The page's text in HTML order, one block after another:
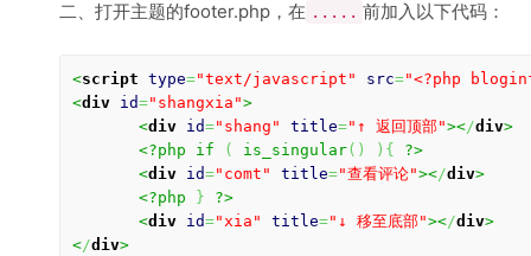
二、打开主题的footer.php，在 ..... 前加入以下代码：
<script type="text/javascript" src="<?php
<div id="shangxia">
<div id="shang" title="↑ 返回顶部"></div>
<?php if
( is_singular( ) ) {
?>
<div id="comt" title="查看评论"></div>
<?php
} ?>
<div id="xia" title="↓ 移至底部"></div>
</div>